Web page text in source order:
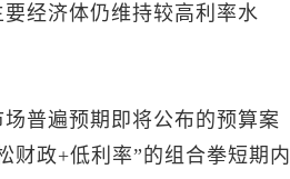
要经济体仍维持较高利率水
普遍预期即将公布的预算案
财政+低利率”的组合拳短期内